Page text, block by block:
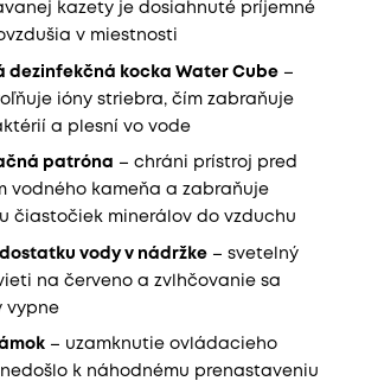
kazety je dosiahnuté príjemné
v miestnosti
dezinfekčná kocka Water Cube –
ióny striebra, čím zabraňuje
a plesní vo vode
patróna – chráni prístroj pred
vodného kameňa a zabraňuje
čiastočiek minerálov do vzduchu
vody v nádržke – svetelný
na červeno a zvlhčovanie sa
vypne
– uzamknutie ovládacieho
k náhodnému prenastaveniu